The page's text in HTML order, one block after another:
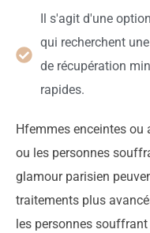
Il s'agit d'une
qui recherchent
de récupération
rapides.
Hfemmes enceintes ou
ou les personnes
glamour parisien
traitements plus
les personnes